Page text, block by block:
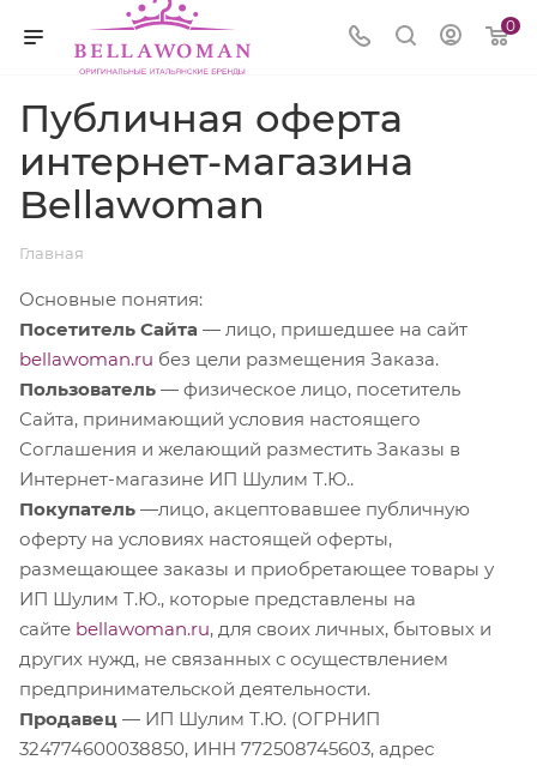
0
Публичная оферта
интернет-магазина
Bellawoman
Главная
Основные понятия:
Посетитель Сайта — лицо, пришедшее на сайт
bellawoman.ru без цели размещения Заказа.
Пользователь — физическое лицо, посетитель
Сайта, принимающий условия настоящего
Соглашения и желающий разместить Заказы в
Интернет-магазине ИП Шулим Т.Ю..
Покупатель —лицо, акцептовавшее публичную
оферту на условиях настоящей оферты,
размещающее заказы и приобретающее товары у
ИП Шулим Т.Ю., которые представлены на
сайте bellawoman.ru, для своих личных, бытовых и
других нужд, не связанных с осуществлением
предпринимательской деятельности.
Продавец — ИП Шулим Т.Ю. (ОГРНИП
324774600038850, ИНН 772508745603, адрес